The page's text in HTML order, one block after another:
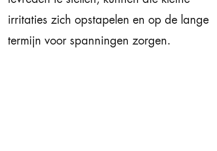
irritaties zich opstapelen en op de lange
termijn voor spanningen zorgen.